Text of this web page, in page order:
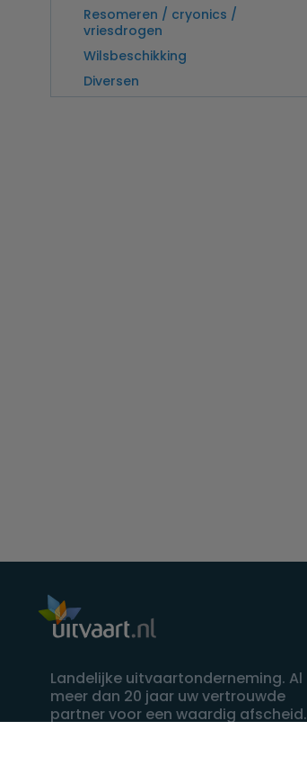
Resomeren / cryonics /
vriesdrogen
Wilsbeschikking
Diversen
Landelijke uitvaartonderneming. Al
meer dan 20 jaar uw vertrouwde
partner voor een waardig afscheid.